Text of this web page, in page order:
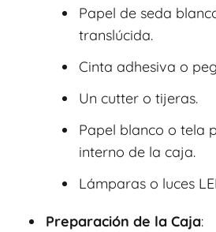
Papel de seda
translúcida.
Cinta adhesiva o
Un cutter o tijeras.
Papel blanco o tela
interno de la caja.
Lámparas o luces
Preparación de la Caja: